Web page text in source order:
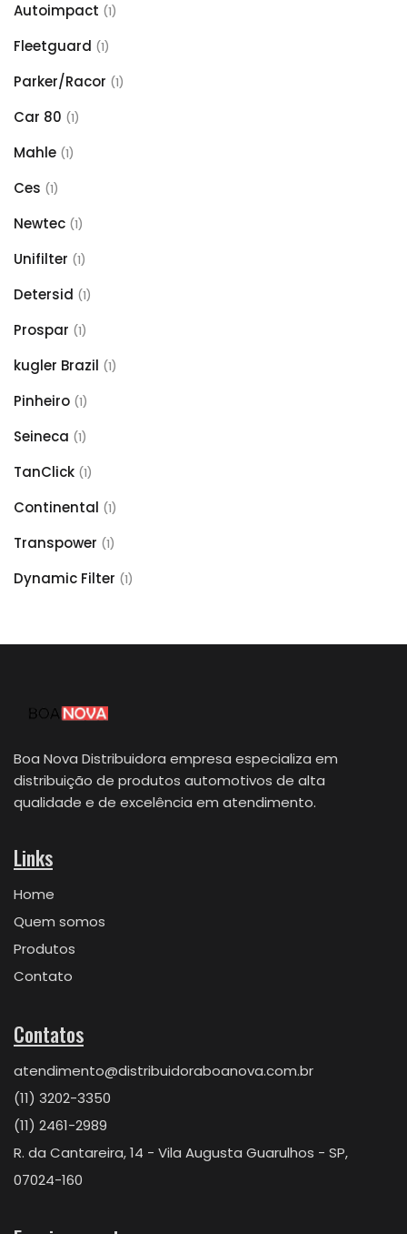
Autoimpact (1)
Fleetguard (1)
Parker/Racor (1)
Car 80 (1)
Mahle (1)
Ces (1)
Newtec (1)
Unifilter (1)
Detersid (1)
Prospar (1)
kugler Brazil (1)
Pinheiro (1)
Seineca (1)
TanClick (1)
Continental (1)
Transpower (1)
Dynamic Filter (1)
Boa Nova Distribuidora empresa especializa em
distribuição de produtos automotivos de alta
qualidade e de excelência em atendimento.
Links
Home
Quem somos
Produtos
Contato
Contatos
atendimento@distribuidoraboanova.com.br
(11) 3202-3350
(11) 2461-2989
R. da Cantareira, 14 - Vila Augusta Guarulhos - SP,
07024-160